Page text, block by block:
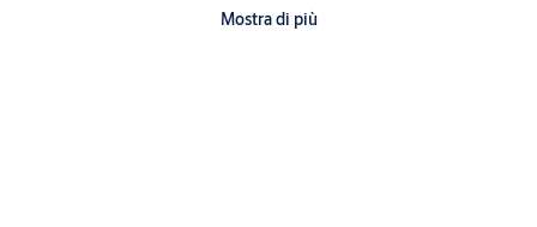
invasiva, evitando di dover realizzare un'extra lavorazione nel telaio
Mostra di più